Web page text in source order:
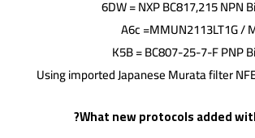
What new protocols added with